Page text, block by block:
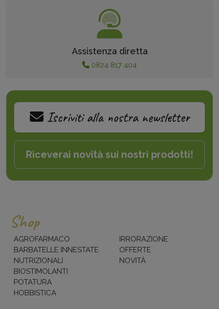
Assistenza diretta
0824 817 404
Iscriviti alla nostra newsletter
Riceverai novità sui nostri prodotti!
Shop
AGROFARMACO
BARBATELLE INNESTATE
NUTRIZIONALI
BIOSTIMOLANTI
POTATURA
HOBBISTICA
IRRORAZIONE
OFFERTE
NOVITÀ